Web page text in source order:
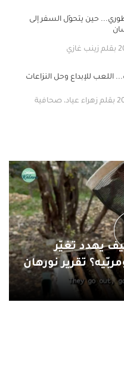
حين يتحوّل السفر إلى
اللعب للإبداع وحل النزاعات
يهدد تغيّر
تقرير نورهان